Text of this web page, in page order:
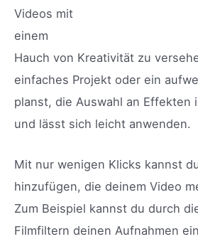
Videos mit
einem
Hauch von Kreativität zu
einfaches Projekt oder ein
planst, die Auswahl an Effekten
und lässt sich leicht anwenden.
Mit nur wenigen Klicks kannst
hinzufügen, die deinem Video
Zum Beispiel kannst du durch
Filmfiltern deinen Aufnahmen